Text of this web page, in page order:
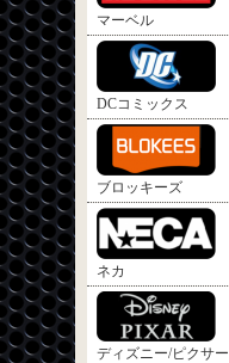
マーベル
DCコミックス
ブロッキーズ
ネカ
ディズニー/ピクサー